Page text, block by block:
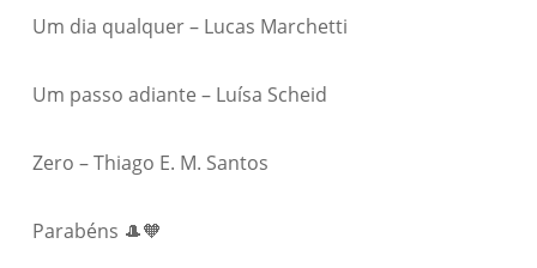
Um dia qualquer – Lucas Marchetti
Um passo adiante – Luísa Scheid
Zero – Thiago E. M. Santos
Parabéns 🎩🧡